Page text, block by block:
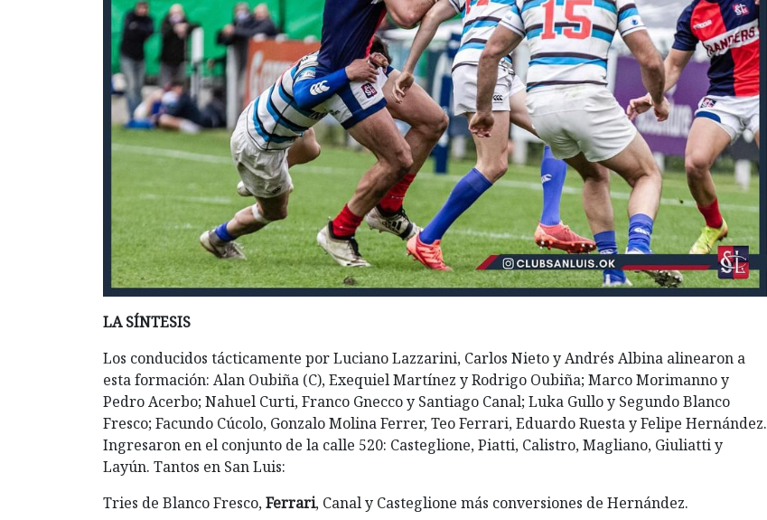
LA SÍNTESIS
Los conducidos tácticamente por Luciano Lazzarini, Carlos Nieto y Andrés Albina alinearon a
esta formación: Alan Oubiña (C), Exequiel Martínez y Rodrigo Oubiña; Marco Morimanno y
Pedro Acerbo; Nahuel Curti, Franco Gnecco y Santiago Canal; Luka Gullo y Segundo Blanco
Fresco; Facundo Cúcolo, Gonzalo Molina Ferrer, Teo Ferrari, Eduardo Ruesta y Felipe Hernández.
Ingresaron en el conjunto de la calle 520: Casteglione, Piatti, Calistro, Magliano, Giuliatti y
Layún. Tantos en San Luis:
Tries de Blanco Fresco,Ferrari, Canal y Casteglione más conversiones de Hernández.